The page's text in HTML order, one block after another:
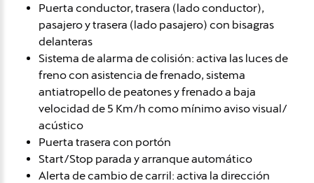
Puerta conductor, trasera (lado conductor),
pasajero y trasera (lado pasajero) con bisagras
delanteras
Sistema de alarma de colisión: activa las luces de
freno con asistencia de frenado, sistema
antiatropello de peatones y frenado a baja
velocidad de 5 Km/h como mínimo aviso visual/
acústico
Puerta trasera con portón
Start/Stop parada y arranque automático
Alerta de cambio de carril: activa la dirección